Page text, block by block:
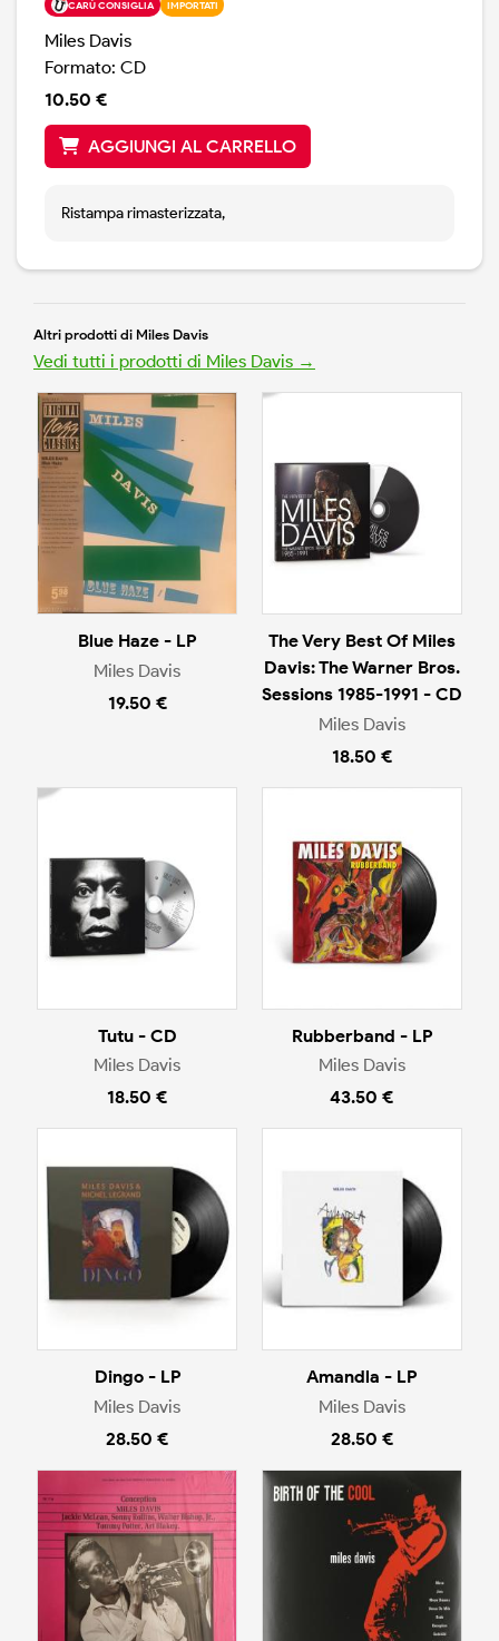
CARÙ CONSIGLIA IMPORTATI
Miles Davis
Formato: CD
10.50 €
AGGIUNGI AL CARRELLO
Ristampa rimasterizzata,
Altri prodotti di Miles Davis
Vedi tutti i prodotti di Miles Davis →
Blue Haze - LP
Miles Davis
19.50 €
The Very Best Of Miles
Davis: The Warner Bros.
Sessions 1985-1991 - CD
Miles Davis
18.50 €
Tutu - CD
Miles Davis
18.50 €
Rubberband - LP
Miles Davis
43.50 €
Dingo - LP
Miles Davis
28.50 €
Amandla - LP
Miles Davis
28.50 €